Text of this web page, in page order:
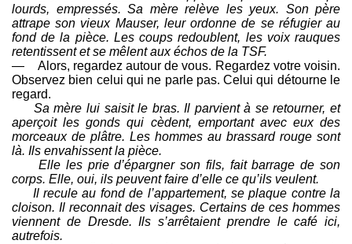
lourds, empressés. Sa mère relève les yeux. Son père
attrape son vieux Mauser, leur ordonne de se réfugier au
fond de la pièce. Les coups redoublent, les voix rauques
retentissent et se mêlent aux échos de la TSF.
— Alors, regardez autour de vous. Regardez votre voisin.
Observez bien celui qui ne parle pas. Celui qui détourne le
regard.
Sa mère lui saisit le bras. Il parvient à se retourner, et
aperçoit les gonds qui cèdent, emportant avec eux des
morceaux de plâtre. Les hommes au brassard rouge sont
là. Ils envahissent la pièce.
Elle les prie d’épargner son fils, fait barrage de son
corps. Elle, oui, ils peuvent faire d’elle ce qu’ils veulent.
Il recule au fond de l’appartement, se plaque contre la
cloison. Il reconnait des visages. Certains de ces hommes
viennent de Dresde. Ils s’arrêtaient prendre le café ici,
autrefois.